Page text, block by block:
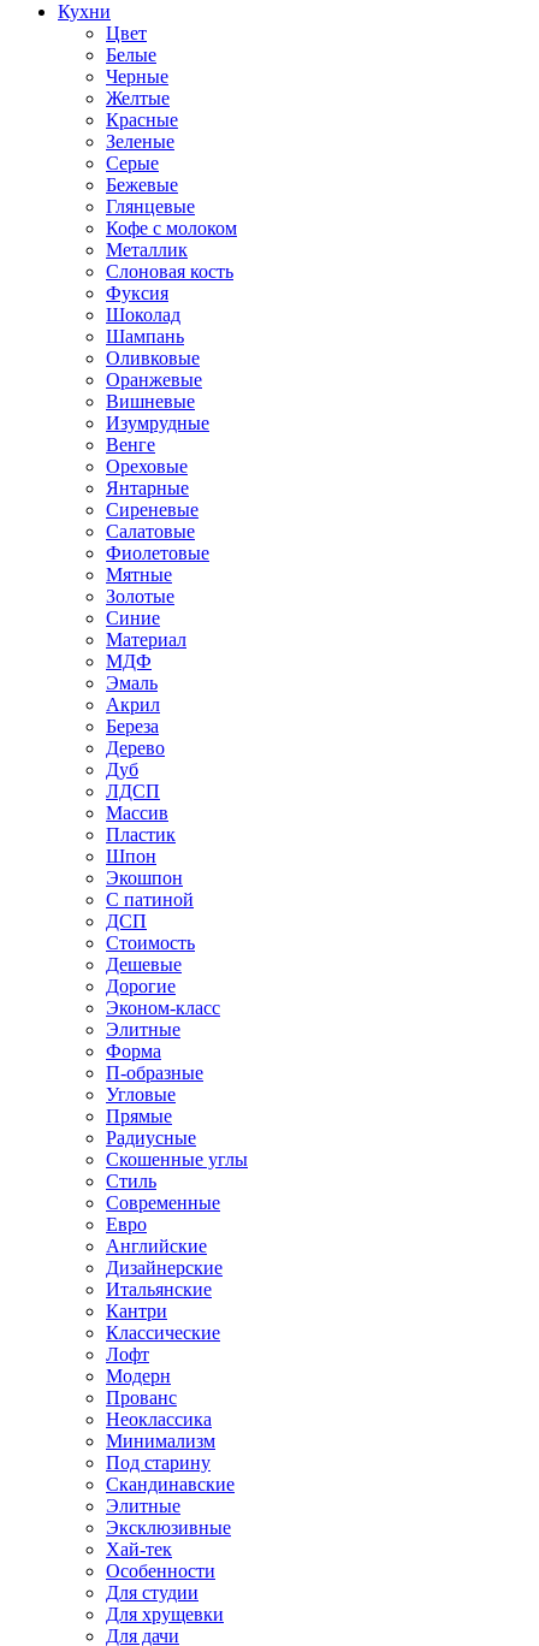
Кухни
Цвет
Белые
Черные
Желтые
Красные
Зеленые
Серые
Бежевые
Глянцевые
Кофе с молоком
Металлик
Слоновая кость
Фуксия
Шоколад
Шампань
Оливковые
Оранжевые
Вишневые
Изумрудные
Венге
Ореховые
Янтарные
Сиреневые
Салатовые
Фиолетовые
Мятные
Золотые
Синие
Материал
МДФ
Эмаль
Акрил
Береза
Дерево
Дуб
ЛДСП
Массив
Пластик
Шпон
Экошпон
С патиной
ДСП
Стоимость
Дешевые
Дорогие
Эконом-класс
Элитные
Форма
П-образные
Угловые
Прямые
Радиусные
Скошенные углы
Стиль
Современные
Евро
Английские
Дизайнерские
Итальянские
Кантри
Классические
Лофт
Модерн
Прованс
Неоклассика
Минимализм
Под старину
Скандинавские
Элитные
Эксклюзивные
Хай-тек
Особенности
Для студии
Для хрущевки
Для дачи